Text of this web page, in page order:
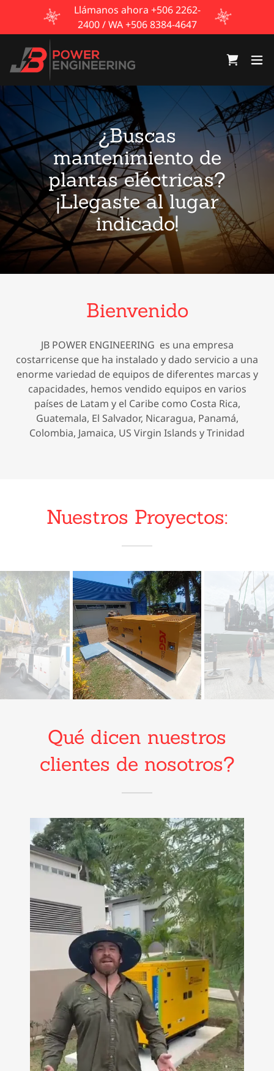
Llámanos ahora +506 2262-
2400 / WA +506 8384-4647
¿Buscas
mantenimiento de
plantas eléctricas?
¡Llegaste al lugar
indicado!
Bienvenido
JB POWER ENGINEERING es una empresa
costarricense que ha instalado y dado servicio a una
enorme variedad de equipos de diferentes marcas y
capacidades, hemos vendido equipos en varios
países de Latam y el Caribe como Costa Rica,
Guatemala, El Salvador, Nicaragua, Panamá,
Colombia, Jamaica, US Virgin Islands y Trinidad
Nuestros Proyectos:
Qué dicen nuestros
clientes de nosotros?